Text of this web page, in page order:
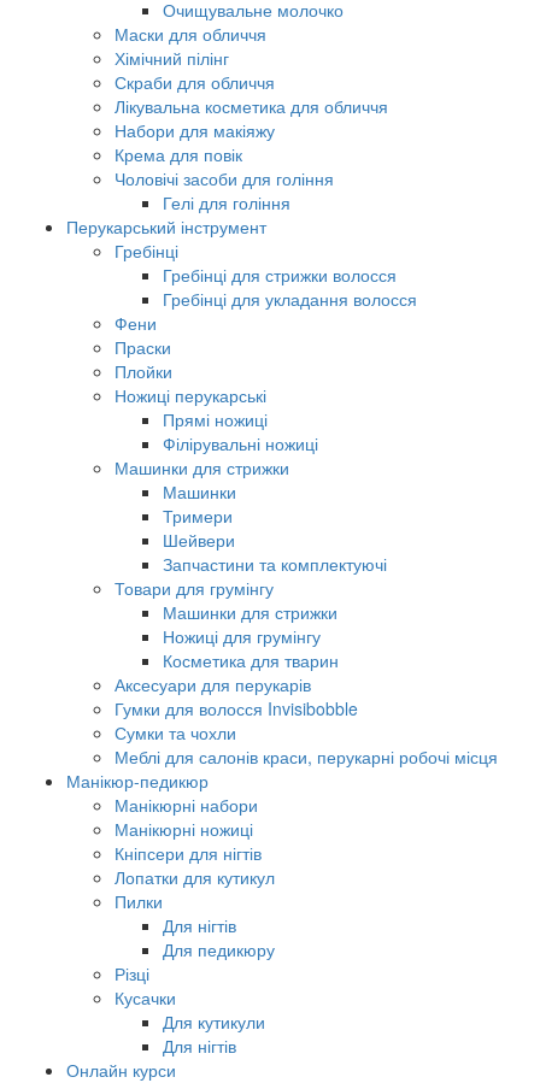
Очищувальне молочко
Маски для обличчя
Хімічний пілінг
Скраби для обличчя
Лікувальна косметика для обличчя
Набори для макіяжу
Крема для повік
Чоловічі засоби для гоління
Гелі для гоління
Перукарський інструмент
Гребінці
Гребінці для стрижки волосся
Гребінці для укладання волосся
Фени
Праски
Плойки
Ножиці перукарські
Прямі ножиці
Філірувальні ножиці
Машинки для стрижки
Машинки
Тримери
Шейвери
Запчастини та комплектуючі
Товари для грумінгу
Машинки для стрижки
Ножиці для грумінгу
Косметика для тварин
Аксесуари для перукарів
Гумки для волосся Invisibobble
Сумки та чохли
Меблі для салонів краси, перукарні робочі місця
Манікюр-педикюр
Манікюрні набори
Манікюрні ножиці
Кніпсери для нігтів
Лопатки для кутикул
Пилки
Для нігтів
Для педикюру
Різці
Кусачки
Для кутикули
Для нігтів
Онлайн курси